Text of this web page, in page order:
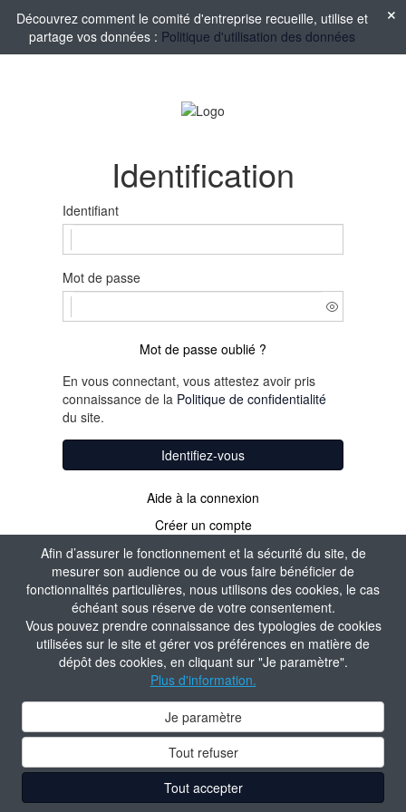
Afin d’assurer le fonctionnement et la sécurité du site, de
mesurer son audience ou de vous faire bénéficier de
fonctionnalités particulières, nous utilisons des cookies, le cas
échéant sous réserve de votre consentement.
Vous pouvez prendre connaissance des typologies de cookies
utilisées sur le site et gérer vos préférences en matière de
dépôt des cookies, en cliquant sur "Je paramètre".
Plus d'information.
Je paramètre
Tout refuser
Tout accepter
Découvrez comment le comité d'entreprise recueille, utilise et
partage vos données : Politique d'utilisation des données
Identification
Identifiant
Mot de passe
Mot de passe oublié ?
En vous connectant, vous attestez avoir pris
connaissance de la Politique de confidentialité
du site.
Identifiez-vous
Aide à la connexion
Créer un compte